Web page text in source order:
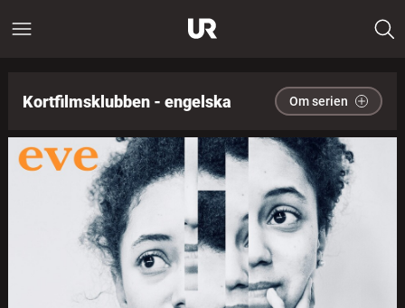
Kortfilmsklubben - engelska Om serien